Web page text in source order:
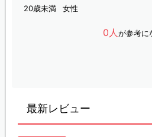
20歳未満
女性
0人が参考に
最新レビュー